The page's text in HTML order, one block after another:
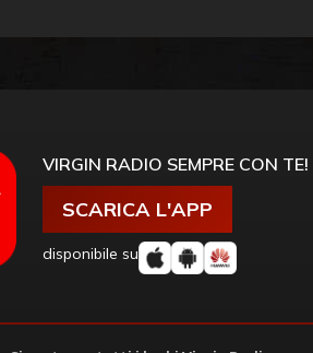
VIRGIN RADIO SEMPRE CON TE!
SCARICA L'APP
disponibile su